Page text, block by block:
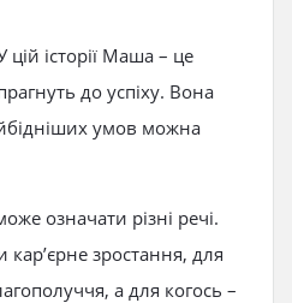
цій історії Маша – це
до успіху. Вона
умов можна
означати різні речі.
зростання, для
а для когось –